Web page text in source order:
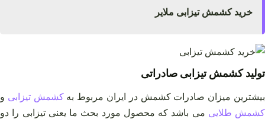
خرید کشمش تیزابی ملایر
تولید کشمش تیزابی صادراتی
بیشترین میزان صادرات کشمش در ایران مربوط بهکشمش تیزابی و
کشمش طلایی می باشد که محصول مورد بحث ما یعنی تیزابی را دو